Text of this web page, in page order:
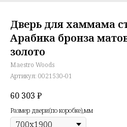
Дверь для хаммама
Арабика бронза
золото
Maestro Woods
Артикул: 0021530-01
60 303 ₽
Размер двери(по коробке),мм